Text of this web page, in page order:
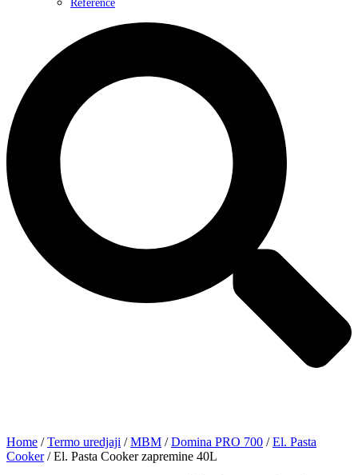
Reference
Home /Termo uredjaji /MBM /Domina PRO 700 /El. Pasta
Cooker/ El. Pasta Cooker zapremine 40L